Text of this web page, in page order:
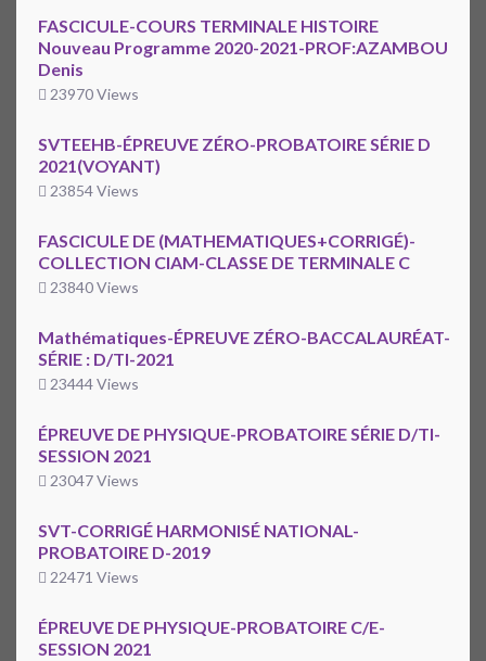
FASCICULE-COURS TERMINALE HISTOIRE
Nouveau Programme 2020-2021-PROF:AZAMBOU
Denis
23970 Views
SVTEEHB-ÉPREUVE ZÉRO-PROBATOIRE SÉRIE D
2021(VOYANT)
23854 Views
FASCICULE DE (MATHEMATIQUES+CORRIGÉ)-
COLLECTION CIAM-CLASSE DE TERMINALE C
23840 Views
Mathématiques-ÉPREUVE ZÉRO-BACCALAURÉAT-
SÉRIE : D/TI-2021
23444 Views
ÉPREUVE DE PHYSIQUE-PROBATOIRE SÉRIE D/TI-
SESSION 2021
23047 Views
SVT-CORRIGÉ HARMONISÉ NATIONAL-
PROBATOIRE D-2019
22471 Views
ÉPREUVE DE PHYSIQUE-PROBATOIRE C/E-
SESSION 2021